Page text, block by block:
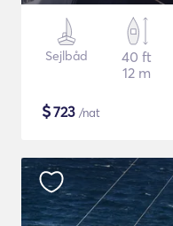
Sejlbåd
40 ft
12 m
$723 /nat